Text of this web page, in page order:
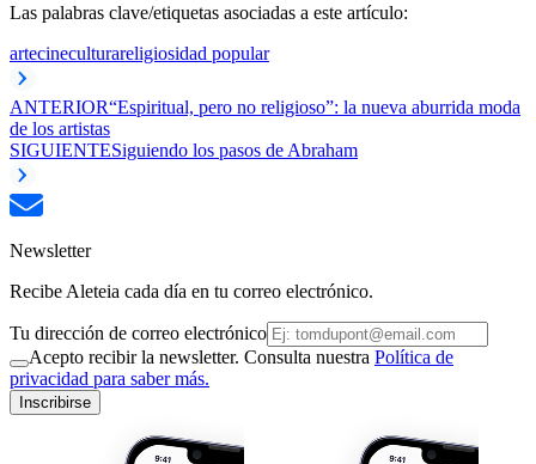
Las palabras clave/etiquetas asociadas a este artículo:
artecineculturareligiosidad popular
ANTERIOR“Espiritual, pero no religioso”: la nueva aburrida moda
de los artistas
SIGUIENTESiguiendo los pasos de Abraham
Newsletter
Recibe Aleteia cada día en tu correo electrónico.
Tu dirección de correo electrónico
Acepto recibir la newsletter. Consulta nuestra Política de
privacidad para saber más.
Inscribirse